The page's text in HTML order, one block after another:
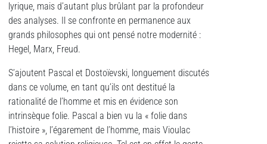
lyrique, mais d’autant plus brûlant par la profondeur
des analyses. Il se confronte en permanence aux
grands philosophes qui ont pensé notre modernité :
Hegel, Marx, Freud.
S’ajoutent Pascal et Dostoïevski, longuement discutés
dans ce volume, en tant qu’ils ont destitué la
rationalité de l’homme et mis en évidence son
intrinsèque folie. Pascal a bien vu la « folie dans
l’histoire », l’égarement de l’homme, mais Vioulac